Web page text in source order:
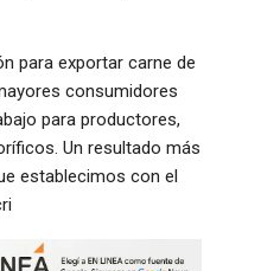
para exportar carne de
consumidores
para productores,
Un resultado más
establecimos con el